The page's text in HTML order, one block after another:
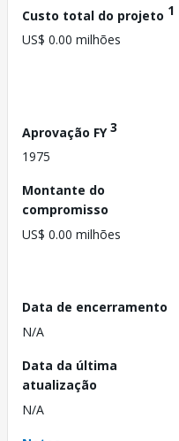
Custo total do projeto 1
US$ 0.00 milhões
Aprovação FY3
1975
Montante do
compromisso
US$ 0.00 milhões
Data de encerramento
N/A
Data da última
atualização
N/A